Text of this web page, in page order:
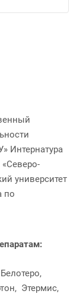
Интернатура
университет
по
Этермис,